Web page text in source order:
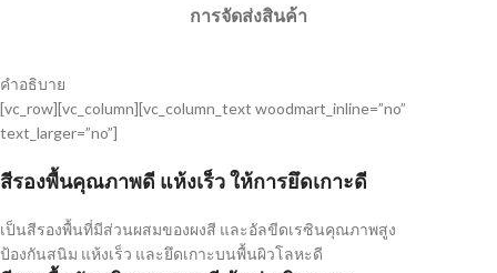
การจัดส่งสินค้า
คำอธิบาย
[vc_row][vc_column][vc_column_text woodmart_inline=”no”
text_larger=”no”]
สีรองพื้นคุณภาพดี แห้งเร็ว ให้การยึดเกาะดี
เป็นสีรองพื้นที่มีส่วนผสมของผงสี และอัลขีดเรซินคุณภาพสูง
ป้องกันสนิม แห้งเร็ว และยึดเกาะบนพื้นผิวโลหะดี